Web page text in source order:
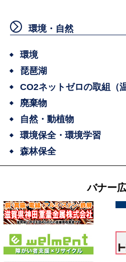
環境・自然
環境
琵琶湖
CO2ネットゼロの取組（
廃棄物
自然・動植物
環境保全・環境学習
森林保全
バナー